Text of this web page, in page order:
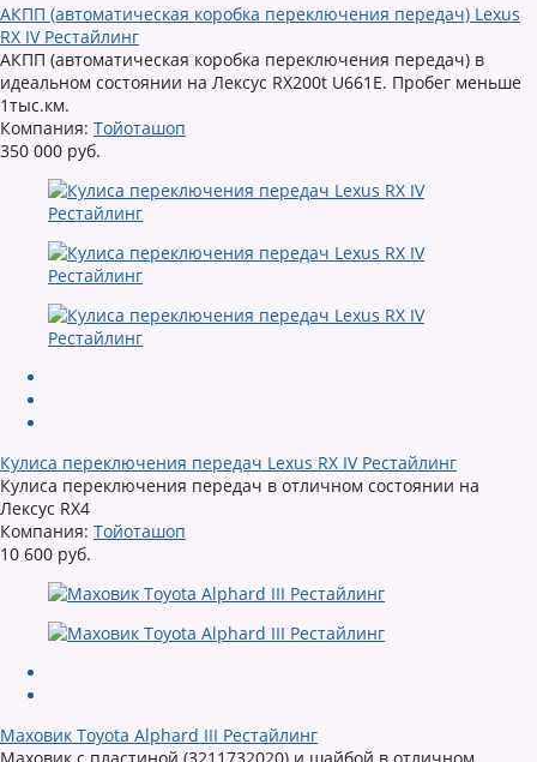
АКПП (автоматическая коробка переключения передач) Lexus
RX IV Рестайлинг
АКПП (автоматическая коробка переключения передач) в
идеальном состоянии на Лексус RX200t U661E. Пробег меньше
1тыс.км.
Компания: Тойоташоп
350 000 руб.
Кулиса переключения передач Lexus RX IV Рестайлинг
Кулиса переключения передач в отличном состоянии на
Лексус RX4
Компания: Тойоташоп
10 600 руб.
Маховик Toyota Alphard III Рестайлинг
Маховик с пластиной (3211732020) и шайбой в отличном